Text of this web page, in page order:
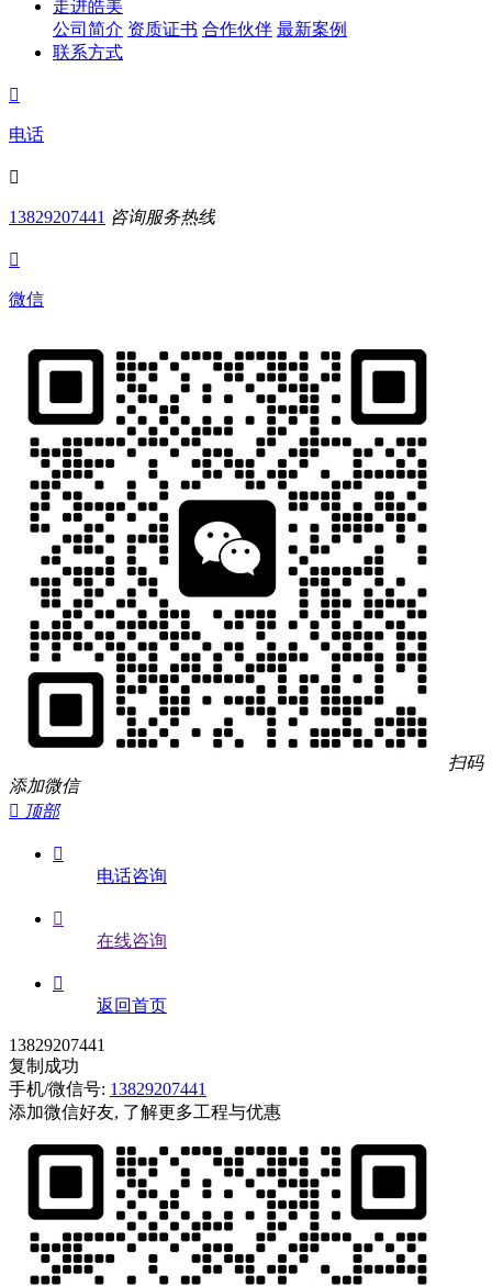
走进皓美
公司简介 资质证书 合作伙伴 最新案例
联系方式

电话

13829207441 咨询服务热线

微信
扫码
添加微信
 顶部

电话咨询

在线咨询

返回首页
13829207441
复制成功
手机/微信号: 13829207441
添加微信好友, 了解更多工程与优惠